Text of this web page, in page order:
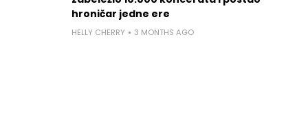
hroničar jedne ere
HELLY CHERRY 3 MONTHS AGO